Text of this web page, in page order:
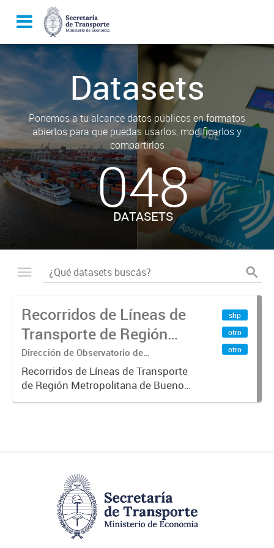
Datasets
Ponemos a tu alcance datos públicos en formatos
abiertos para que puedas usarlos, modificarlos y
compartirlos
048
DATASETS
Recorridos de Líneas de
Transporte de Región
Metropolitana de
Buenos Aires (RMBA)
Dirección de Observatorio de
Transporte, Estudio y Sistemas
Recorridos de Líneas de Transporte
de Región Metropolitana de Buenos
Aires (RMBA).-
shp
otro
otro